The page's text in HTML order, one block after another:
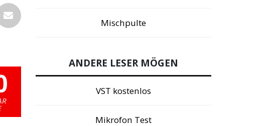
Mischpulte
ANDERE LESER MÖGEN
VST kostenlos
Mikrofon Test